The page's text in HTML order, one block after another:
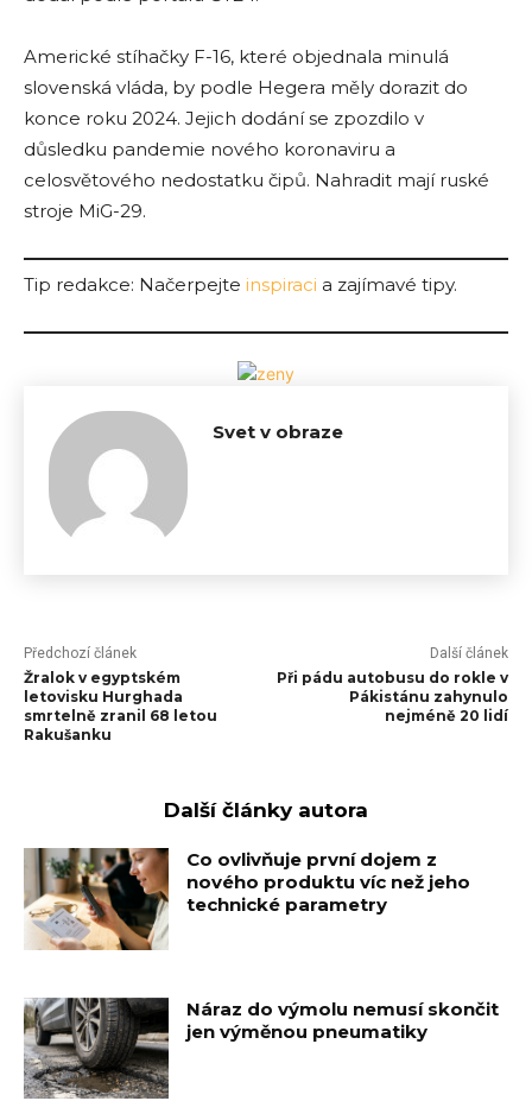
Americké stíhačky F-16, které objednala minulá
slovenská vláda, by podle Hegera měly dorazit do
konce roku 2024. Jejich dodání se zpozdilo v
důsledku pandemie nového koronaviru a
celosvětového nedostatku čipů. Nahradit mají ruské
stroje MiG-29.
Tip redakce: Načerpejte inspiraci a zajímavé tipy.
Svet v obraze
Předchozí článek
Žralok v egyptském
letovisku Hurghada
smrtelně zranil 68 letou
Rakušanku
Další článek
Při pádu autobusu do rokle v
Pákistánu zahynulo
nejméně 20 lidí
Další články autora
Co ovlivňuje první dojem z
nového produktu víc než jeho
technické parametry
Náraz do výmolu nemusí skončit
jen výměnou pneumatiky